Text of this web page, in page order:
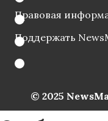
Правовая
Поддержать
© 2025